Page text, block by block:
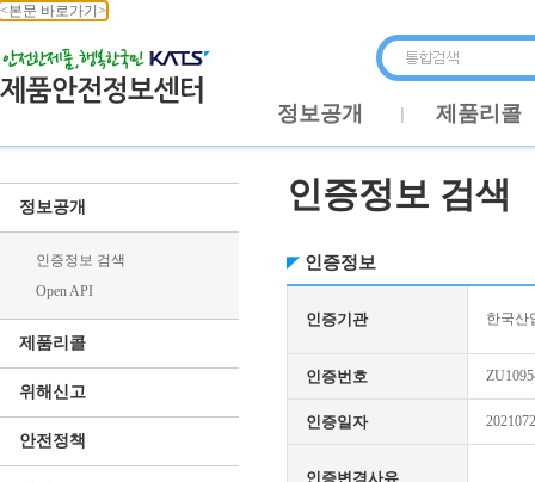
<본문 바로가기>
정보공개 제품리콜
정보공개
인증정보 검색
Open API
제품리콜
위해신고
안전정책
인증정보 검색
인증정보
인증기관 한국산
인증번호
인증일자
인증변경사유